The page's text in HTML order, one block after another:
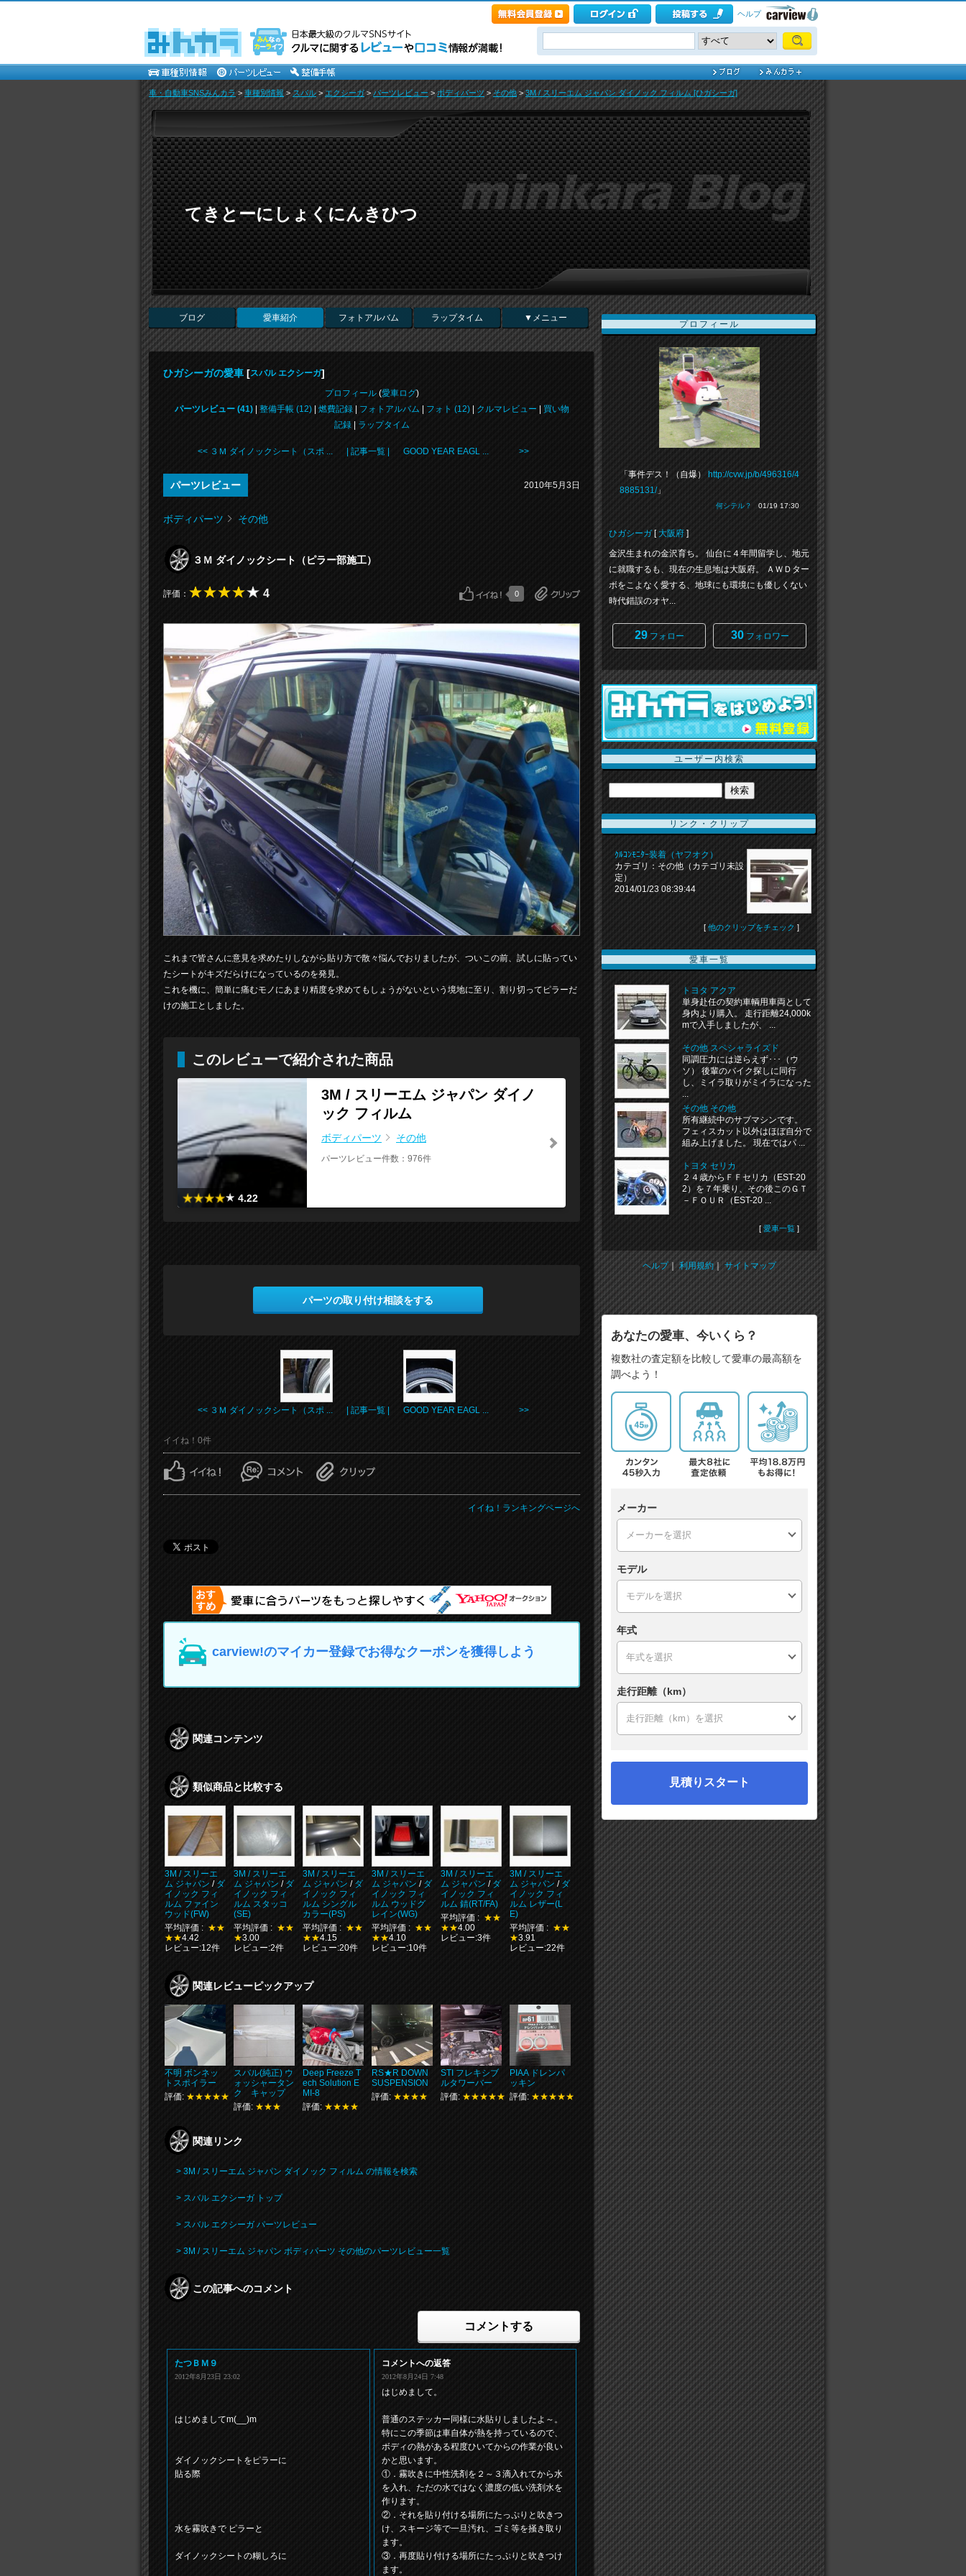
ヘルプ
車・自動車SNSみんカラ>車種別情報 >スバル>エクシーガ>パーツレビュー>ボディパーツ >その他>3M / スリーエム ジャパン ダイノック フィルム [ひガシーガ]
てきとーにしょくにんきひつ
ブログ 愛車紹介 フォトアルバム ラップタイム ▼メニュー
ひガシーガの愛車 [スバル エクシーガ]
プロフィール(愛車ログ)
パーツレビュー (41)| 整備手帳 (12)| 燃費記録| フォトアルバム フォト (12)| クルマレビュー
買い物
記録| ラップタイム
<< ３Ｍ ダイノックシート（スポ ... | 記事一覧 | GOOD YEAR EAGL ... >>
パーツレビュー 2010年5月3日
ボディパーツ その他
３Ｍ ダイノックシート（ピラー部施工）
評価： 4 0
これまで皆さんに意見を求めたりしながら貼り方で散々悩んでおりましたが、ついこの前、試しに貼ってい
たシートがキズだらけになっているのを発見。
これを機に、簡単に痛むモノにあまり精度を求めてもしょうがないという境地に至り、割り切ってピラーだ
けの施工としました。
このレビューで紹介された商品
4.22
3M / スリーエム ジャパン ダイノ
ック フィルム
ボディパーツ その他
パーツレビュー件数：976件
パーツの取り付け相談をする
<< ３Ｍ ダイノックシート（スポ ... | 記事一覧 | GOOD YEAR EAGL ... >>
イイね！0件
イイね！ランキングページへ
carview!のマイカー登録でお得なクーポンを獲得しよう
関連コンテンツ
類似商品と比較する
3M / スリーエ
ム ジャパン / ダ
イノック フィ
ルム ファイン
ウッド(FW)
平均評価 : ★★
★★4.42
レビュー:12件
3M / スリーエ
ム ジャパン / ダ
イノック フィ
ルム スタッコ
(SE)
平均評価 : ★★
★3.00
レビュー:2件
3M / スリーエ
ム ジャパン / ダ
イノック フィ
ルム シングル
カラー(PS)
平均評価 : ★★
★★4.15
レビュー:20件
3M / スリーエ
ム ジャパン / ダ
イノック フィ
ルム ウッドグ
レイン(WG)
平均評価 : ★★
★★4.10
レビュー:10件
3M / スリーエ
ム ジャパン / ダ
イノック フィ
ルム 錆(RT/FA)
平均評価 : ★★
★★4.00
レビュー:3件
3M / スリーエ
ム ジャパン / ダ
イノック フィ
ルム レザー(L
E)
平均評価 : ★★
★3.91
レビュー:22件
関連レビューピックアップ
不明 ボンネッ
トスポイラー
評価: ★★★★★
スバル(純正) ウ
ォッシャータン
ク キャップ
評価: ★★★
Deep Freeze T
ech Solution E
MI-8
評価: ★★★★
RS★R DOWN
SUSPENSION
評価: ★★★★
STI フレキシブ
ルタワーバー
評価: ★★★★★
PIAA ドレンパ
ッキン
評価: ★★★★★
関連リンク
> 3M / スリーエム ジャパン ダイノック フィルム の情報を検索
> スバル エクシーガ トップ
> スバル エクシーガ パーツレビュー
> 3M / スリーエム ジャパン ボディパーツ その他のパーツレビュー一覧
この記事へのコメント
コメントする
たつＢＭ９
2012年8月23日 23:02
はじめましてm(__)m
ダイノックシートをピラーに
貼る際
水を霧吹きで ピラーと
ダイノックシートの糊しろに
コメントへの返答
2012年8月24日 7:48
はじめまして。
普通のステッカー同様に水貼りしましたよ～。
特にこの季節は車自体が熱を持っているので、
ボディの熱がある程度ひいてからの作業が良い
かと思います。
①．霧吹きに中性洗剤を２～３滴入れてから水
を入れ、ただの水ではなく濃度の低い洗剤水を
作ります。
②．それを貼り付ける場所にたっぷりと吹きつ
け、スキージ等で一旦汚れ、ゴミ等を掻き取り
ます。
③．再度貼り付ける場所にたっぷりと吹きつけ
ます。
プロフィール
「事件デス！（自爆）
http://cvw.jp/b/496316/4
8885131/」
何シテル？ 01/19 17:30
ひガシーガ [大阪府 ]
金沢生まれの金沢育ち。 仙台に４年間留学し、地元
に就職するも、現在の生息地は大阪府。 ＡＷＤター
ボをこよなく愛する、地球にも環境にも優しくない
時代錯誤のオヤ...
29フォロー 30フォロワー
ユーザー内検索
リンク・クリップ
ｸﾙｺﾝﾓﾆﾀｰ装着（ヤフオク）
カテゴリ：その他（カテゴリ未設
定）
2014/01/23 08:39:44
[ 他のクリップをチェック ]
愛車一覧
トヨタ アクア
単身赴任の契約車輌用車両として
身内より購入。 走行距離24,000k
mで入手しましたが、 ...
その他 スペシャライズド
同調圧力には逆らえず･･･（ウ
ソ） 後輩のバイク探しに同行
し、ミイラ取りがミイラになった
...
その他 その他
所有継続中のサブマシンです。
フェィスカット以外はほぼ自分で
組み上げました。 現在ではパ ...
トヨタ セリカ
２４歳からＦＦセリカ（EST-20
2）を７年乗り、その後このＧＴ
－ＦＯＵＲ（EST-20 ...
[ 愛車一覧 ]
ヘルプ｜利用規約｜サイトマップ
あなたの愛車、今いくら？
複数社の査定額を比較して愛車の最高額を
調べよう！
メーカー
モデル
年式
走行距離（km）
見積りスタート